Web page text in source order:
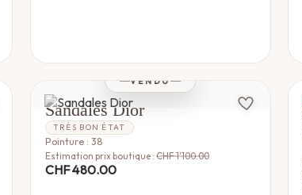
VENDU
DIOR
Sandales Dior
TRÈS BON ÉTAT
Pointure : 38
Estimation prix boutique : CHF1'100.00
CHF480.00